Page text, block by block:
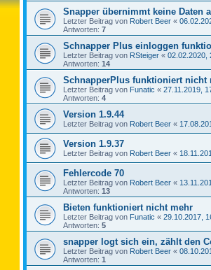
Snapper übernimmt keine Daten
Letzter Beitrag von Robert Beer «
Antworten: 7
Schnapper Plus einloggen
Letzter Beitrag von RSteiger « 02.02.2020,
Antworten: 14
SchnapperPlus funktioniert nicht
Letzter Beitrag von Funatic « 27.11.2019,
Antworten: 4
Version 1.9.44
Letzter Beitrag von Robert Beer «
Version 1.9.37
Letzter Beitrag von Robert Beer «
Fehlercode 70
Letzter Beitrag von Robert Beer «
Antworten: 13
Bieten funktioniert nicht mehr
Letzter Beitrag von Funatic « 29.10.2017,
Antworten: 5
snapper logt sich ein, zählt den
Letzter Beitrag von Robert Beer «
Antworten: 1